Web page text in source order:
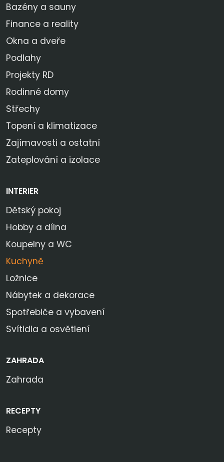
Bazény a sauny
Finance a reality
Okna a dveře
Podlahy
Projekty RD
Rodinné domy
Střechy
Topení a klimatizace
Zajímavosti a ostatní
Zateplování a izolace
INTERIER
Dětský pokoj
Hobby a dílna
Koupelny a WC
Kuchyně
Ložnice
Nábytek a dekorace
Spotřebiče a vybavení
Svítidla a osvětlení
ZAHRADA
Zahrada
RECEPTY
Recepty